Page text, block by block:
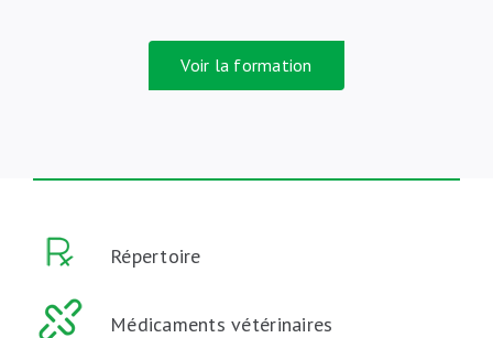
Voir la formation
Répertoire
Médicaments vétérinaires